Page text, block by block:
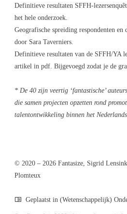
Definitieve resultaten SFFH-
het hele onderzoek.
Geografische spreiding respondenten en
door Sara Taverniers.
Definitieve resultaten van de SFFH/YA
artikel in pdf. Bijgevoegd zodat je de
* De 40 zijn veertig ‘fantastische’
die samen projecten opzetten rond
talentontwikkeling binnen het
© 2020 – 2026 Fantasize, Sigrid
Plomteux
Geplaatst in (Wetenschappelijk)